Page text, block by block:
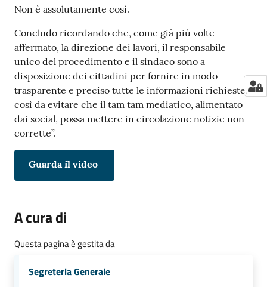
Non è assolutamente così.
Concludo ricordando che, come già più volte
affermato, la direzione dei lavori, il responsabile
unico del procedimento e il sindaco sono a
disposizione dei cittadini per fornire in modo
trasparente e preciso tutte le informazioni richieste,
così da evitare che il tam tam mediatico, alimentato
dai social, possa mettere in circolazione notizie non
corrette”.
Guarda il video
A cura di
Questa pagina è gestita da
Segreteria Generale